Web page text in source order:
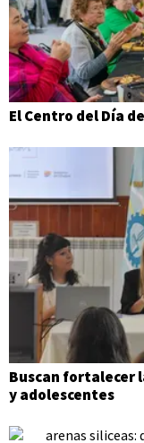
El Centro del Día
Buscan fortalecer
y adolescentes